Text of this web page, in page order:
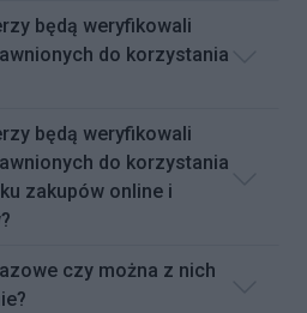
będą weryfikowali
do korzystania
będą weryfikowali
do korzystania
zakupów online i
czy można z nich